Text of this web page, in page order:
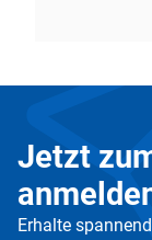
Jetzt
Erhalte